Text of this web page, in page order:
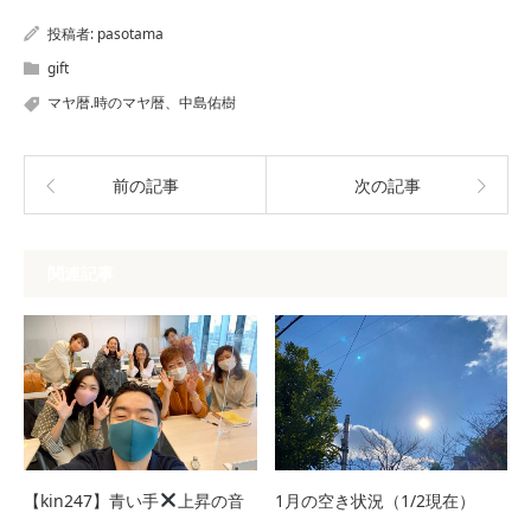
投稿者: pasotama
gift
マヤ暦.時のマヤ暦、中島佑樹
前の記事 次の記事
【kin247】青い手
上昇の音
1月の空き状況（1/2現在）